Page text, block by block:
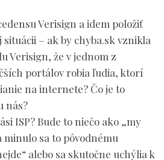
Verisign a idem položiť
– ak by chyba.sk vznikla
Verisign, že v jednom z
portálov robia ľudia, ktorí
na internete? Čo je to
nás?
ISP? Bude to niečo ako „my
minulo sa to pôvodnému
alebo sa skutočne uchýlia k